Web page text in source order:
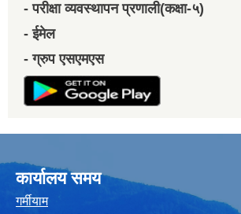
- परीक्षा व्यवस्थापन प्रणाली(कक्षा-५)
- ईमेल
- ग्रुप एसएमएस
कार्यालय समय
गर्मीयाम